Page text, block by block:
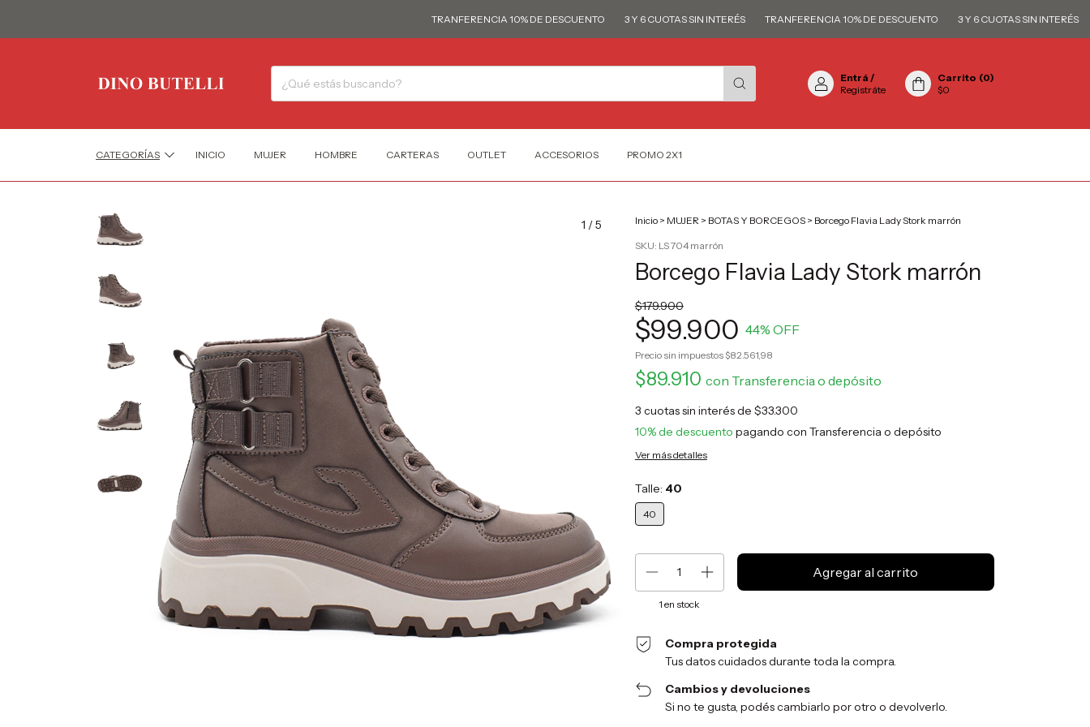
TRANFERENCIA 10% DE DESCUENTO 3 Y 6 CUOTAS SIN INTERÉS TRANFERENCIA 10% DE DESCUENTO 3 Y 6 CUOTAS SIN INTERÉS
Entrá /
Registráte
Carrito (0)
$0
CATEGORÍAS INICIO MUJER HOMBRE CARTERAS OUTLET ACCESORIOS PROMO 2X1
1 /5 Inicio > MUJER > BOTAS Y BORCEGOS > Borcego Flavia Lady Stork marrón
SKU: LS 704 marrón
Borcego Flavia Lady Stork marrón
$179.900
$99.900 44% OFF
Precio sin impuestos$82.561,98
$89.910 con Transferencia o depósito
3 cuotas sin interés de $33.300
10% de descuento pagando con Transferencia o depósito
Ver más detalles
Talle: 40
40
1 en stock
Compra protegida
Tus datos cuidados durante toda la compra.
Cambios y devoluciones
Si no te gusta, podés cambiarlo por otro o devolverlo.